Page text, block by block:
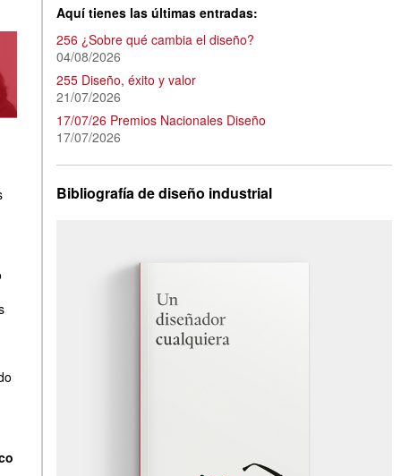
Aquí tienes las últimas entradas:
256 ¿Sobre qué cambia el diseño?
04/08/2026
255 Diseño, éxito y valor
21/07/2026
17/07/26 Premios Nacionales Diseño
17/07/2026
Bibliografía de diseño industrial